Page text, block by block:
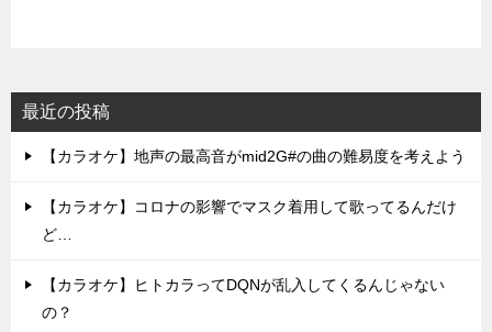
最近の投稿
【カラオケ】地声の最高音がmid2G#の曲の難易度を考えよう
【カラオケ】コロナの影響でマスク着用して歌ってるんだけ
ど…
【カラオケ】ヒトカラってDQNが乱入してくるんじゃない
の？